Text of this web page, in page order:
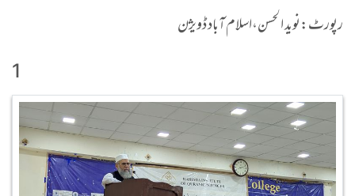
رپورٹ:نوید الحسن،اسلام آباد ڈویژن
1